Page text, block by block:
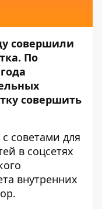
совершили
По
совершить
советами для
в соцсетях
внутренних
.